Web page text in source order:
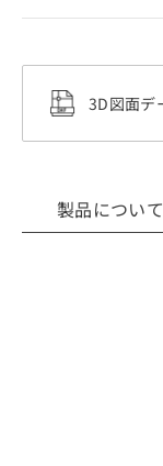
3D図面デ
製品につい